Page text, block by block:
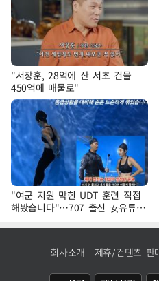
"서장훈, 28억에 산 서초 건물
450억에 매물로"
"여군 지원 막힌 UDT 훈련 직접
해봤습니다"…707 출신 女유튜버
'완벽 소화'
회사소개 제휴/컨텐츠 판